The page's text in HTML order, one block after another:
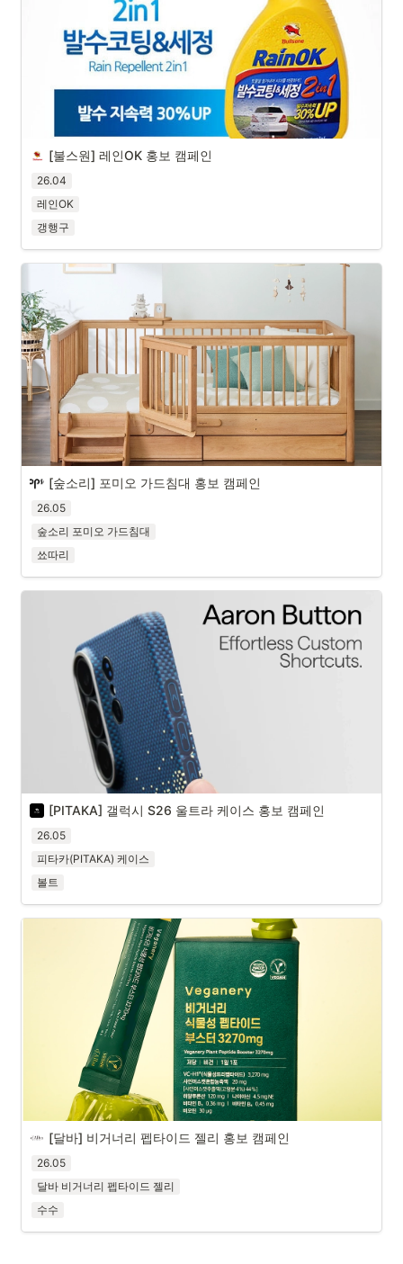
[불스원] 레인OK 홍보 캠페인
26.04
레인OK
갱행구
[숲소리] 포미오 가드침대 홍보 캠페인
26.05
숲소리 포미오 가드침대
쑈따리
[PITAKA] 갤럭시 S26 울트라 케이스 홍보 캠페인
26.05
피타카(PITAKA) 케이스
볼트
[달바] 비거너리 펩타이드 젤리 홍보 캠페인
26.05
달바 비거너리 펩타이드 젤리
수수